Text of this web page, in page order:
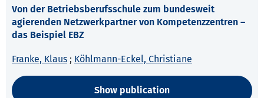
Von der Betriebsberufsschule zum bundesweit
agierenden Netzwerkpartner von Kompetenzzentren –
das Beispiel EBZ
Franke, Klaus ; Köhlmann-Eckel, Christiane
Show publication